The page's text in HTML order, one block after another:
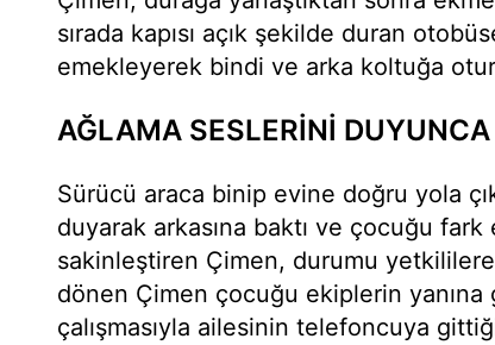
sırada kapısı açık şekilde duran
emekleyerek bindi ve arka koltuğa
AĞLAMA SESLERİNİ DUYUNCA
Sürücü araca binip evine doğru yola
duyarak arkasına baktı ve çocuğu
sakinleştiren Çimen, durumu
dönen Çimen çocuğu ekiplerin yanına
çalışmasıyla ailesinin telefoncuya